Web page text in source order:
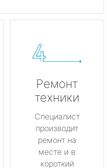
Ремонт
техники
Специалист
производит
ремонт на
месте и в
короткий